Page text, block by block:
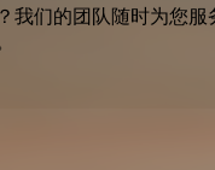
我们的团队随时为您服